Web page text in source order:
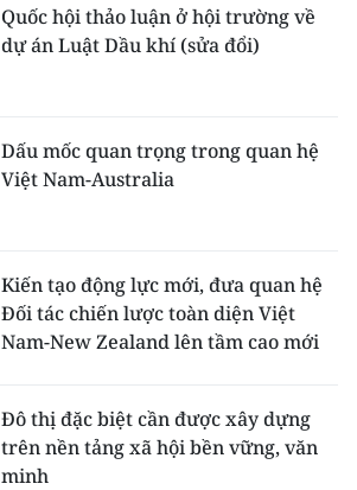
Quốc hội thảo luận ở hội trường về
dự án Luật Dầu khí (sửa đổi)
Dấu mốc quan trọng trong quan hệ
Việt Nam-Australia
Kiến tạo động lực mới, đưa quan hệ
Đối tác chiến lược toàn diện Việt
Nam-New Zealand lên tầm cao mới
Đô thị đặc biệt cần được xây dựng
trên nền tảng xã hội bền vững, văn
minh